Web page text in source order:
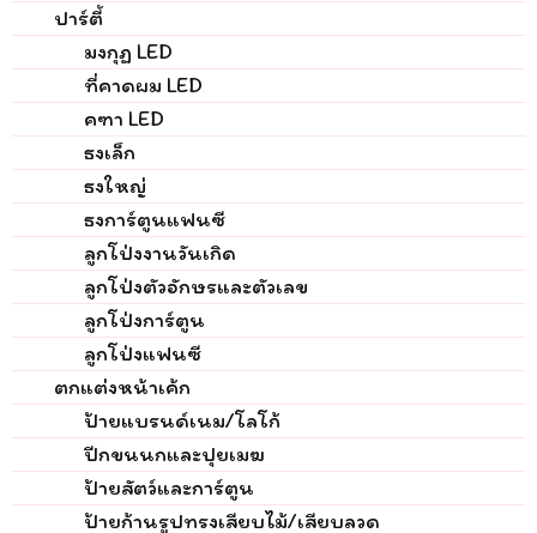
ปาร์ตี้
มงกุฏ LED
ที่คาดผม LED
คฑา LED
ธงเล็ก
ธงใหญ่
ธงการ์ตูนแฟนซี
ลูกโป่งงานวันเกิด
ลูกโป่งตัวอักษรและตัวเลข
ลูกโป่งการ์ตูน
ลูกโป่งแฟนซี
ตกแต่งหน้าเค้ก
ป้ายแบรนด์เนม/โลโก้
ปีกขนนกและปุยเมฆ
ป้ายสัตว์และการ์ตูน
ป้ายก้านรูปทรงเสียบไม้/เสียบลวด